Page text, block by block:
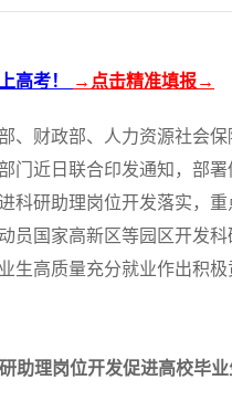
高考！ →点击精准填报→
财政部、人力资源社会保
门近日联合印发通知，部
科研助理岗位开发落实，
员国家高新区等园区开发
生高质量充分就业作出积
助理岗位开发促进高校毕